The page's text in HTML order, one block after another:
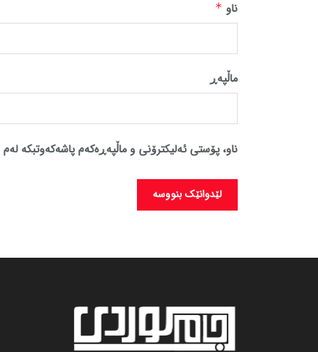
ناو *
ماڵپه‌ڕ
ناو، پۆستی ئەلیکترۆنی و ماڵپەڕەکەم پاشەکەوتبکە